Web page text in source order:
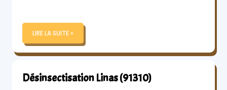
LIRE LA SUITE »
Désinsectisation Linas (91310)